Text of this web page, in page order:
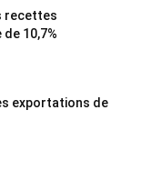
recettes
10,7%
exportations de